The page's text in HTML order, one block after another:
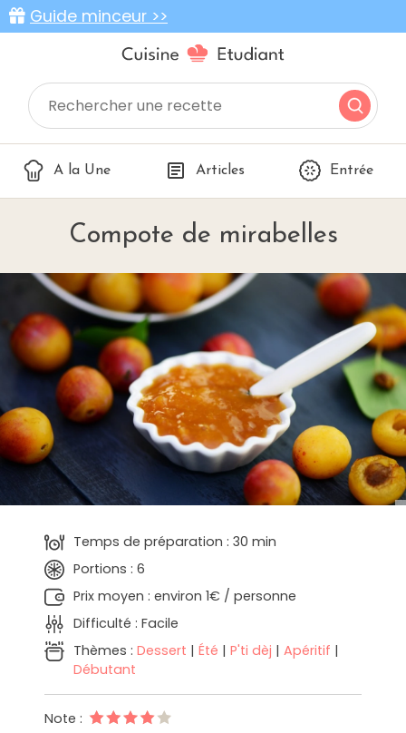
Guide minceur >>
A la Une Articles Entrée
Compote de mirabelles
Temps de préparation : 30 min
Portions : 6
Prix moyen : environ 1€ / personne
Difficulté : Facile
Thèmes : Dessert | Été | P'ti dèj | Apéritif |
Débutant
Note :